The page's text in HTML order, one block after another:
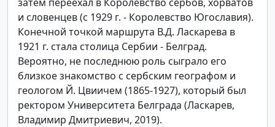
и словенцев (с 1929 г. - Королевство Югославия).
Конечной точкой маршрута В.Д. Ласкарева в
1921 г. стала столица Сербии - Белград.
Вероятно, не последнюю роль сыграло его
близкое знакомство с сербским географом и
геологом Й. Цвиичем (1865-1927), который был
ректором Университета Белграда (Ласкарев,
Владимир Дмитриевич, 2019).